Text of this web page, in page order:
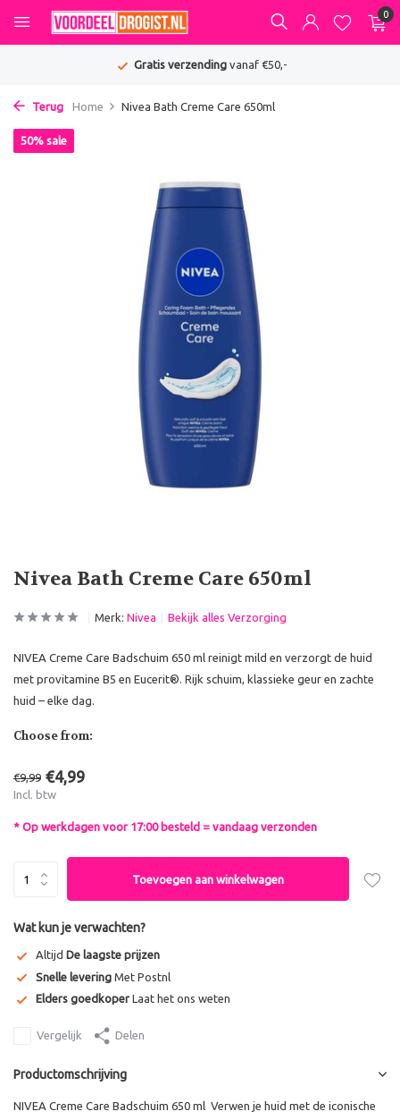
0
Gratis verzendingvanaf €50,-
Terug Home Nivea Bath Creme Care 650ml
Nivea Bath Creme Care 650ml
50% sale
Merk: Nivea Bekijk alles Verzorging
NIVEA Creme Care Badschuim 650 ml reinigt mild en verzorgt de huid
met provitamine B5 en Eucerit®. Rijk schuim, klassieke geur en zachte
huid – elke dag.
Choose from:
€9,99 €4,99
Incl. btw
* Op werkdagen voor 17:00 besteld = vandaag verzonden
Toevoegen aan winkelwagen
Wat kun je verwachten?
Altijd De laagste prijzen
Snelle levering Met Postnl
Elders goedkoper Laat het ons weten
Vergelijk Delen
Productomschrijving
NIVEA Creme Care Badschuim 650 ml Verwen je huid met de iconische